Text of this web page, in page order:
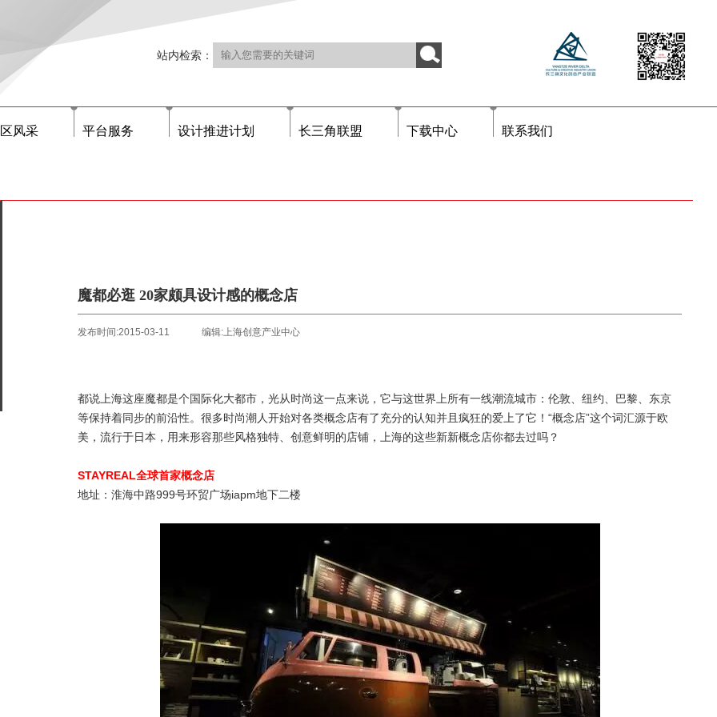
站内检索：
风采 平台服务 设计推进计划 长三角联盟 下载中心 联系我们
魔都必逛 20家颇具设计感的概念店
发布时间:2015-03-11 编辑:上海创意产业中心
都说上海这座魔都是个国际化大都市，光从时尚这一点来说，它与这世界上所有一线潮流城市：伦敦、纽约、巴黎、东京
等保持着同步的前沿性。很多时尚潮人开始对各类概念店有了充分的认知并且疯狂的爱上了它！“概念店”这个词汇源于欧
美，流行于日本，用来形容那些风格独特、创意鲜明的店铺，上海的这些新新概念店你都去过吗？
STAYREAL全球首家概念店
地址：淮海中路999号环贸广场iapm地下二楼